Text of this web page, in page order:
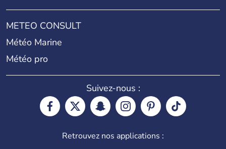
METEO CONSULT
Météo Marine
Météo pro
Suivez-nous :
Retrouvez nos applications :